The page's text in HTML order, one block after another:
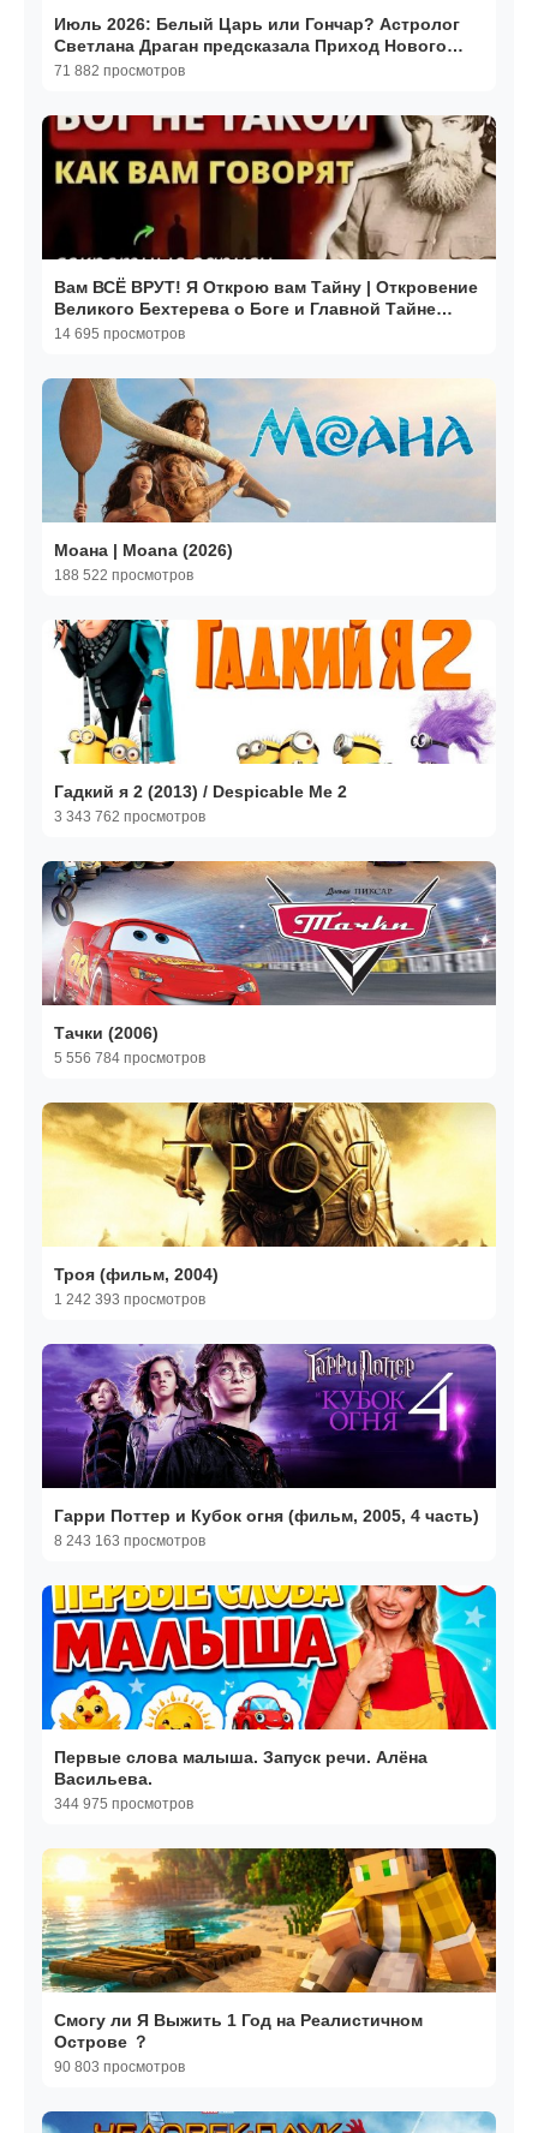
Июль 2026: Белый Царь или Гончар? Астролог
Светлана Драган предсказала Приход Нового
Мирового Лидера
71 882 просмотров
Вам ВСЁ ВРУТ! Я Открою вам Тайну | Откровение
Великого Бехтерева о Боге и Главной Тайне
жизни
14 695 просмотров
Моана | Moana (2026)
188 522 просмотров
Гадкий я 2 (2013) / Despicable Me 2
3 343 762 просмотров
Тачки (2006)
5 556 784 просмотров
Троя (фильм, 2004)
1 242 393 просмотров
Гарри Поттер и Кубок огня (фильм, 2005, 4 часть)
8 243 163 просмотров
Первые слова малыша. Запуск речи. Алёна
Васильева.
344 975 просмотров
Cмогу ли Я Выжить 1 Год на Реалистичном
Острове ？
90 803 просмотров